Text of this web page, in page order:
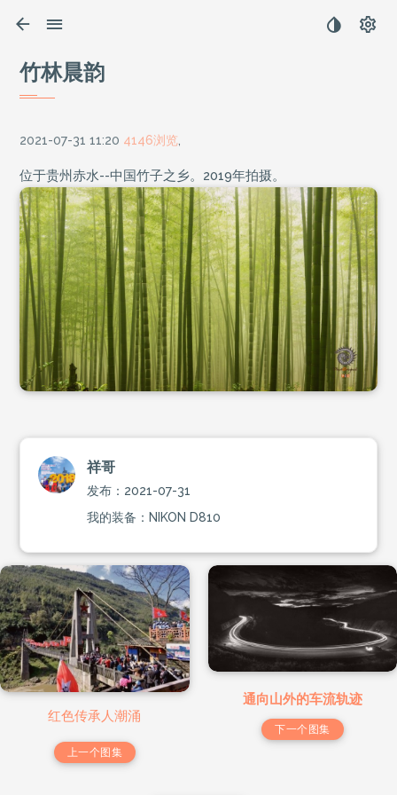
竹林晨韵
2021-07-31 11:20 4146浏览
位于贵州赤水--中国竹子之乡。2019年拍摄。
祥哥
发布：2021-07-31
我的装备：NIKON D810
红色传承人潮涌
上一个图集
通向山外的车流轨迹
下一个图集